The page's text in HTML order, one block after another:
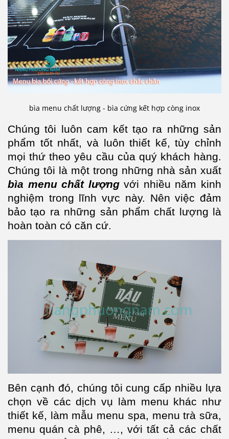
bìa menu chất lượng - bìa cứng kết hợp còng inox
Chúng tôi luôn cam kết tạo ra những sản
phẩm tốt nhất, và luôn thiết kế, tùy chỉnh
mọi thứ theo yêu cầu của quý khách hàng.
Chúng tôi là một trong những nhà sản xuất
bìa menu chất lượngvới nhiều năm kinh
nghiệm trong lĩnh vực này. Nên việc đảm
bảo tạo ra những sản phẩm chất lượng là
hoàn toàn có căn cứ.
Bên cạnh đó, chúng tôi cung cấp nhiều lựa
chọn về các dịch vụ làm menu khác như
thiết kế, làm mẫu menu spa, menu trà sữa,
menu quán cà phê, …, với tất cả các chất